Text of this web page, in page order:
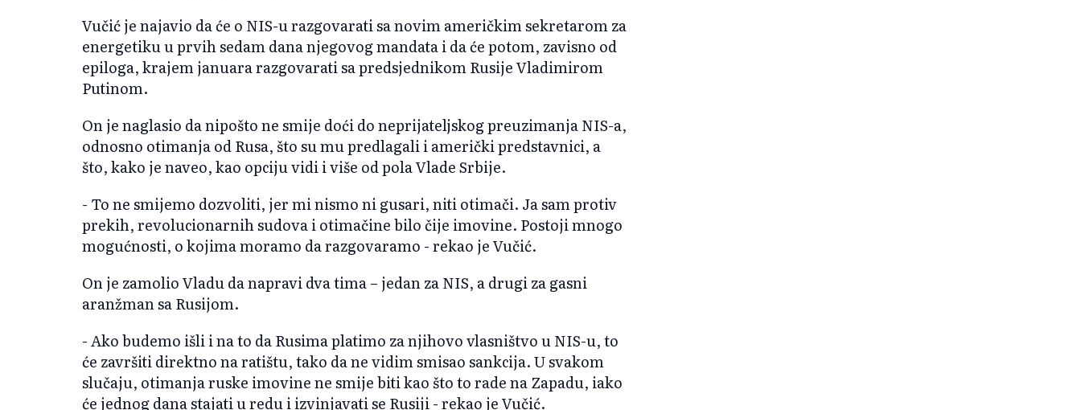
Vučić je najavio da će o NIS-u razgovarati sa novim američkim sekretarom za
energetiku u prvih sedam dana njegovog mandata i da će potom, zavisno od
epiloga, krajem januara razgovarati sa predsjednikom Rusije Vladimirom
Putinom.
On je naglasio da nipošto ne smije doći do neprijateljskog preuzimanja NIS-a,
odnosno otimanja od Rusa, što su mu predlagali i američki predstavnici, a
što, kako je naveo, kao opciju vidi i više od pola Vlade Srbije.
- To ne smijemo dozvoliti, jer mi nismo ni gusari, niti otimači. Јa sam protiv
prekih, revolucionarnih sudova i otimačine bilo čije imovine. Postoji mnogo
mogućnosti, o kojima moramo da razgovaramo - rekao je Vučić.
On je zamolio Vladu da napravi dva tima – jedan za NIS, a drugi za gasni
aranžman sa Rusijom.
- Ako budemo išli i na to da Rusima platimo za njihovo vlasništvo u NIS-u, to
će završiti direktno na ratištu, tako da ne vidim smisao sankcija. U svakom
slučaju, otimanja ruske imovine ne smije biti kao što to rade na Zapadu, iako
će jednog dana stajati u redu i izvinjavati se Rusiji - rekao je Vučić.